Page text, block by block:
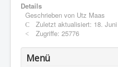
Details
Geschrieben von Utz Maas
Zuletzt aktualisiert: 18. Juni
Zugriffe: 25776
Menü